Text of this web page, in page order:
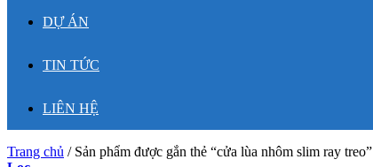
DỰ ÁN
TIN TỨC
LIÊN HỆ
Trang chủ /Sản phẩm được gắn thẻ “cửa lùa nhôm slim ray treo”